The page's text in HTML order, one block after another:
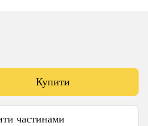
Купити
частинами